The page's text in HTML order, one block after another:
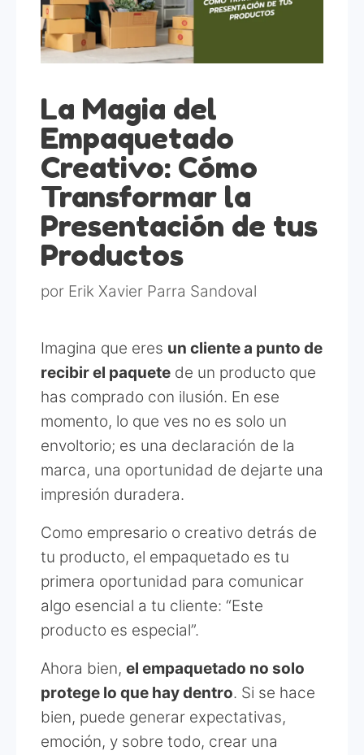
La Magia del
Empaquetado
Creativo: Cómo
Transformar la
Presentación de tus
Productos
por Erik Xavier Parra Sandoval
Imagina que eres un cliente a punto de
recibir el paquete de un producto que
has comprado con ilusión. En ese
momento, lo que ves no es solo un
envoltorio; es una declaración de la
marca, una oportunidad de dejarte una
impresión duradera.
Como empresario o creativo detrás de
tu producto, el empaquetado es tu
primera oportunidad para comunicar
algo esencial a tu cliente: “Este
producto es especial”.
Ahora bien, el empaquetado no solo
protege lo que hay dentro. Si se hace
bien, puede generar expectativas,
emoción, y sobre todo, crear una